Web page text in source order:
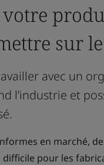
sur
avec un
l’industrie et
en marché,
pour les